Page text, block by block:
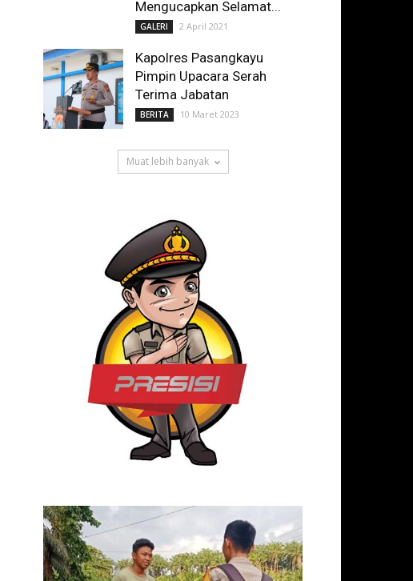
Mengucapkan Selamat...
GALERI 2 April 2021
Kapolres Pasangkayu
Pimpin Upacara Serah
Terima Jabatan
BERITA 10 Maret 2023
Muat lebih banyak